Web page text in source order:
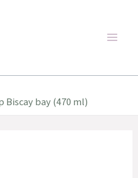
bay (470 ml)
279,96 kr..